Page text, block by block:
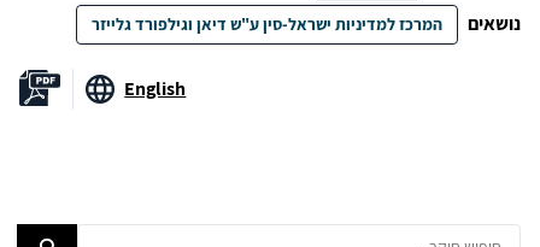
נושאים המרכז למדיניות ישראל-סין ע"ש דיאן וגילפורד גלייזר
English